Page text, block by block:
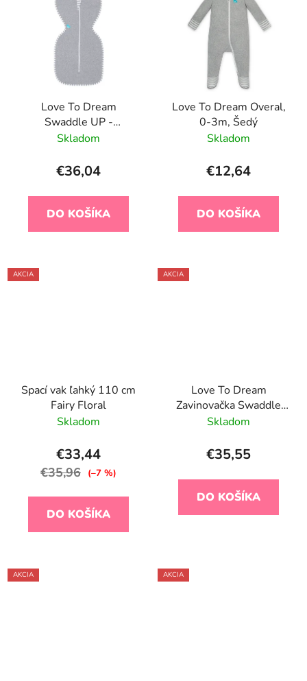
Love To Dream
Swaddle UP -
Zavinovačka, veľkosť M,
6-8,5kg
Skladom
€36,04
DO KOŠÍKA
Love To Dream Overal,
0-3m, Šedý
Skladom
€12,64
DO KOŠÍKA
AKCIA
Spací vak ľahký 110 cm
Fairy Floral
Skladom
€33,44
€35,96 (–7 %)
DO KOŠÍKA
AKCIA
Love To Dream
Zavinovačka Swaddle
UP - veľkosť XS -
TOG Originál
Skladom
€35,55
DO KOŠÍKA
AKCIA AKCIA